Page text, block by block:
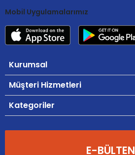
Mobil Uygulamalarımız
Kurumsal
Müşteri Hizmetleri
Kategoriler
E-BÜLTEN